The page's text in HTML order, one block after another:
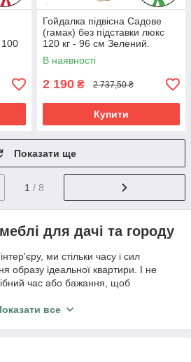
100
Гойдалка підвісна Садове
(гамак) без підставки люкс
120 кг - 96 см Зелений.
Крісло-Гойдалка
В наявності
2 190 ₴ 2 737,50 ₴
Купити
Показати ще
1 / 8
меблі для дачі та городу
ми стільки часу і сил
образу ідеальної квартири. І не
час або бажання, щоб
і рівень комфорту, і якість нашого
все